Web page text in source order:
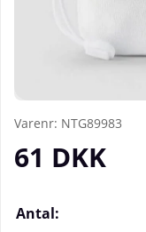
Varenr: NTG89983
61 DKK
Antal: